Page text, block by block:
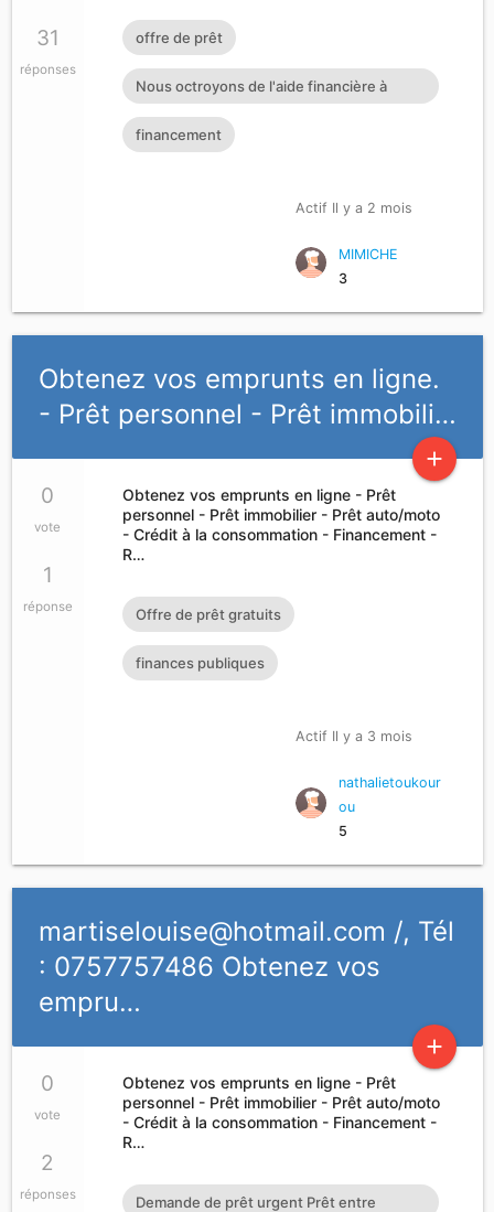
31
réponses
offre de prêt
Nous octroyons de l'aide financière à
toutes personnes ayant dan
financement
Actif Il y a 2 mois
MIMICHE
3
Obtenez vos emprunts en ligne.
- Prêt personnel - Prêt immobili…
add
0
vote
1
réponse
Obtenez vos emprunts en ligne - Prêt
personnel - Prêt immobilier - Prêt auto/moto
- Crédit à la consommation - Financement -
R…
Offre de prêt gratuits
finances publiques
Actif Il y a 3 mois
nathalietoukour
ou
5
martiselouise@hotmail.com /, Tél
: 0757757486 Obtenez vos
empru…
add
0
vote
2
réponses
Obtenez vos emprunts en ligne - Prêt
personnel - Prêt immobilier - Prêt auto/moto
- Crédit à la consommation - Financement -
R…
Demande de prêt urgent Prêt entre